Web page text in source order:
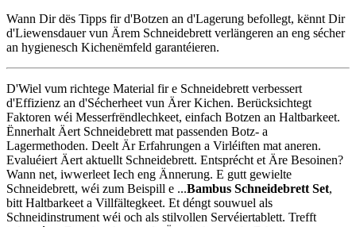
Wann Dir dës Tipps fir d'Botzen an d'Lagerung befollegt, kënnt Dir
d'Liewensdauer vun Ärem Schneidebrett verlängeren an eng sécher
an hygienesch Kichenëmfeld garantéieren.
D'Wiel vum richtege Material fir e Schneidebrett verbessert
d'Effizienz an d'Sécherheet vun Ärer Kichen. Berücksichtegt
Faktoren wéi Messerfrëndlechkeet, einfach Botzen an Haltbarkeet.
Ënnerhalt Äert Schneidebrett mat passenden Botz- a
Lagermethoden. Deelt Är Erfahrungen a Virléiften mat aneren.
Evaluéiert Äert aktuellt Schneidebrett. Entsprécht et Äre Besoinen?
Wann net, iwwerleet Iech eng Ännerung. E gutt gewielte
Schneidebrett, wéi zum Beispill e ...Bambus Schneidebrett Set,
bitt Haltbarkeet a Villfältegkeet. Et déngt souwuel als
Schneidinstrument wéi och als stilvollen Servéiertablett. Trefft